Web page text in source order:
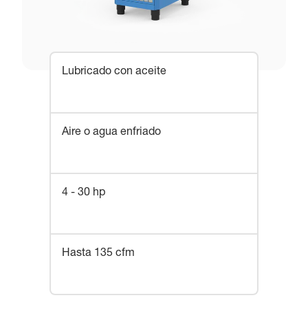
Lubricado con aceite
Aire o agua enfriado
4 - 30 hp
Hasta 135 cfm